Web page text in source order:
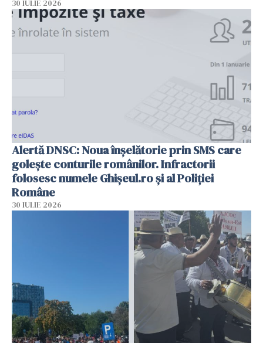
30 IULIE 2026
Alertă DNSC: Noua înșelătorie prin SMS care
golește conturile românilor. Infractorii
folosesc numele Ghișeul.ro și al Poliției
Române
30 IULIE 2026